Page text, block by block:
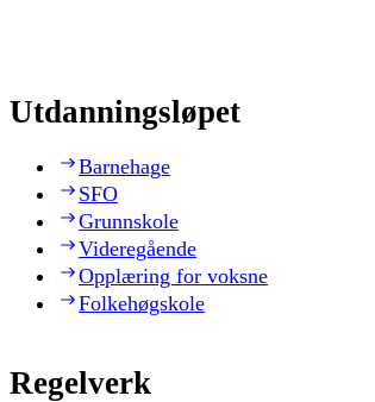
Utdanningsløpet
Barnehage
SFO
Grunnskole
Videregående
Opplæring for voksne
Folkehøgskole
Regelverk